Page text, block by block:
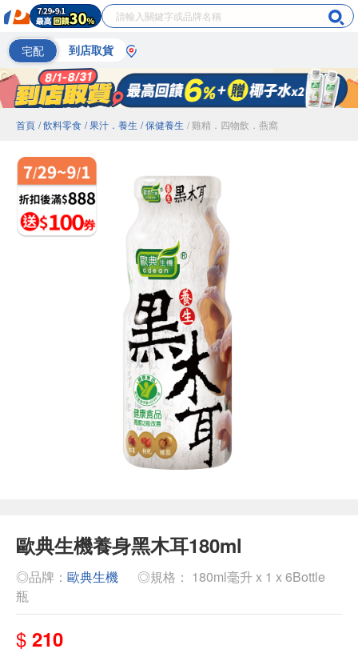
宅配 到店取貨
首頁 / 飲料零食 / 果汁．養生 / 保健養生 / 雞精．四物飲．燕窩
歐典生機養身黑木耳180ml
◎品牌： 歐典生機
◎規格： 180ml毫升 x 1 x 6Bottle
瓶
$ 210